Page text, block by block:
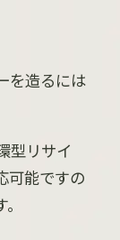
を造るには
型リサイ
可能ですの